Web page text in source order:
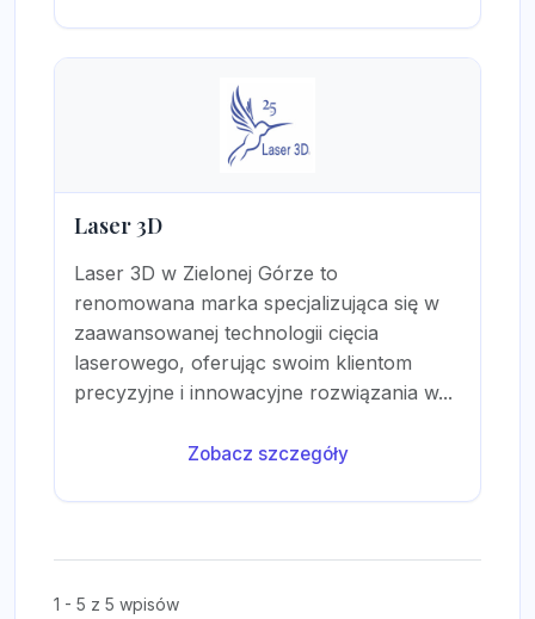
Laser 3D
Laser 3D w Zielonej Górze to
renomowana marka specjalizująca się w
zaawansowanej technologii cięcia
laserowego, oferując swoim klientom
precyzyjne i innowacyjne rozwiązania w...
Zobacz szczegóły
1 - 5 z 5 wpisów